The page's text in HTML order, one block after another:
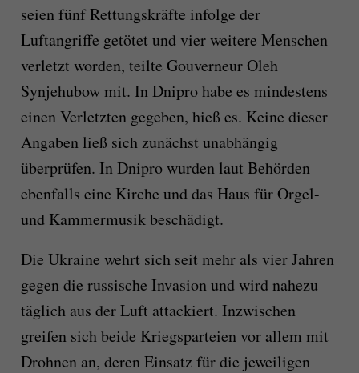
seien fünf Rettungskräfte infolge der
Luftangriffe getötet und vier weitere Menschen
verletzt worden, teilte Gouverneur Oleh
Synjehubow mit. In Dnipro habe es mindestens
einen Verletzten gegeben, hieß es. Keine dieser
Angaben ließ sich zunächst unabhängig
überprüfen. In Dnipro wurden laut Behörden
ebenfalls eine Kirche und das Haus für Orgel-
und Kammermusik beschädigt.
Die Ukraine wehrt sich seit mehr als vier Jahren
gegen die russische Invasion und wird nahezu
täglich aus der Luft attackiert. Inzwischen
greifen sich beide Kriegsparteien vor allem mit
Drohnen an, deren Einsatz für die jeweiligen